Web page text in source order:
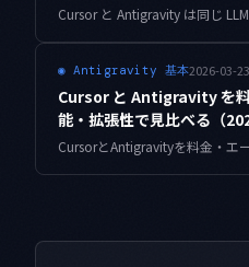
◉ Antigravity 基本2026-03-23
Cursor と Antigravity を
能・拡張性で見比べる（